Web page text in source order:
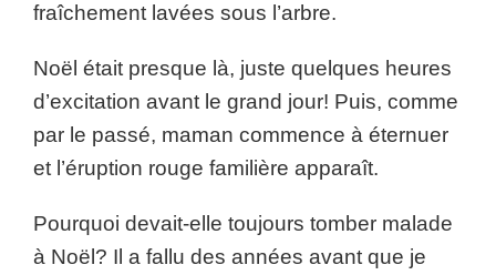
fraîchement lavées sous l’arbre.
Noël était presque là, juste quelques heures
d’excitation avant le grand jour! Puis, comme
par le passé, maman commence à éternuer
et l’éruption rouge familière apparaît.
Pourquoi devait-elle toujours tomber malade
à Noël? Il a fallu des années avant que je